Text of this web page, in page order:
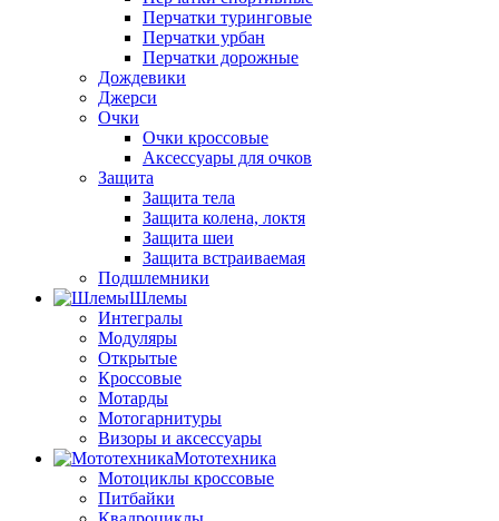
Перчатки туринговые
Перчатки урбан
Перчатки дорожные
Дождевики
Джерси
Очки
Очки кроссовые
Аксессуары для очков
Защита
Защита тела
Защита колена, локтя
Защита шеи
Защита встраиваемая
Подшлемники
Шлемы
Интегралы
Модуляры
Открытые
Кроссовые
Мотарды
Мотогарнитуры
Визоры и аксессуары
Мототехника
Мотоциклы кроссовые
Питбайки